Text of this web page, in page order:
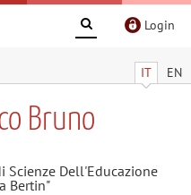
Login
IT EN
Bruno
Scienze Dell'Educazione
Bertin"